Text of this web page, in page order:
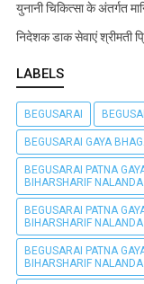
युनानी चिकित्सा के अंतर्गत
निदेशक डाक सेवाएं श्रीमती
LABELS
BEGUSARAI
BEGUSARAI GAYA
BEGUSARAI PATNA
BIHARSHARIF
BEGUSARAI PATNA
BIHARSHARIF
BEGUSARAI PATNA
BIHARSHARIF